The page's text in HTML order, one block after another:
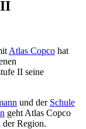
II
Atlas Copco hat
II seine
und der Schule
geht Atlas Copco
Region.